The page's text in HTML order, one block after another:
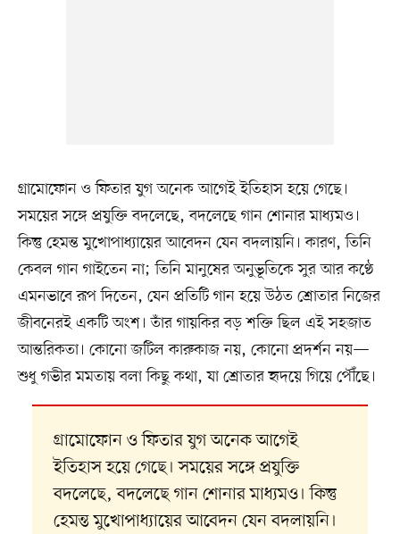
গ্রামোফোন ও ফিতার যুগ অনেক আগেই ইতিহাস হয়ে গেছে।
সময়ের সঙ্গে প্রযুক্তি বদলেছে, বদলেছে গান শোনার মাধ্যমও।
কিন্তু হেমন্ত মুখোপাধ্যায়ের আবেদন যেন বদলায়নি। কারণ, তিনি
কেবল গান গাইতেন না; তিনি মানুষের অনুভূতিকে সুর আর কণ্ঠে
এমনভাবে রূপ দিতেন, যেন প্রতিটি গান হয়ে উঠত শ্রোতার নিজের
জীবনেরই একটি অংশ। তাঁর গায়কির বড় শক্তি ছিল এই সহজাত
আন্তরিকতা। কোনো জটিল কারুকাজ নয়, কোনো প্রদর্শন নয়—
শুধু গভীর মমতায় বলা কিছু কথা, যা শ্রোতার হৃদয়ে গিয়ে পৌঁছে।
গ্রামোফোন ও ফিতার যুগ অনেক আগেই
ইতিহাস হয়ে গেছে। সময়ের সঙ্গে প্রযুক্তি
বদলেছে, বদলেছে গান শোনার মাধ্যমও। কিন্তু
হেমন্ত মুখোপাধ্যায়ের আবেদন যেন বদলায়নি।